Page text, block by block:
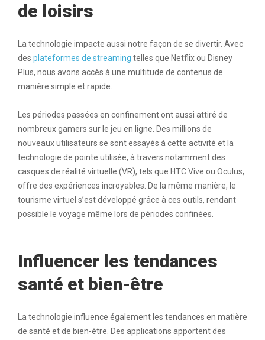
de loisirs
La technologie impacte aussi notre façon de se divertir. Avec
des plateformes de streaming telles que Netflix ou Disney
Plus, nous avons accès à une multitude de contenus de
manière simple et rapide.
Les périodes passées en confinement ont aussi attiré de
nombreux gamers sur le jeu en ligne. Des millions de
nouveaux utilisateurs se sont essayés à cette activité et la
technologie de pointe utilisée, à travers notamment des
casques de réalité virtuelle (VR), tels que HTC Vive ou Oculus,
offre des expériences incroyables. De la même manière, le
tourisme virtuel s’est développé grâce à ces outils, rendant
possible le voyage même lors de périodes confinées.
Influencer les tendances
santé et bien-être
La technologie influence également les tendances en matière
de santé et de bien-être. Des applications apportent des